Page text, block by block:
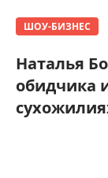
ШОУ-БИЗНЕС
Наталья
обидчика